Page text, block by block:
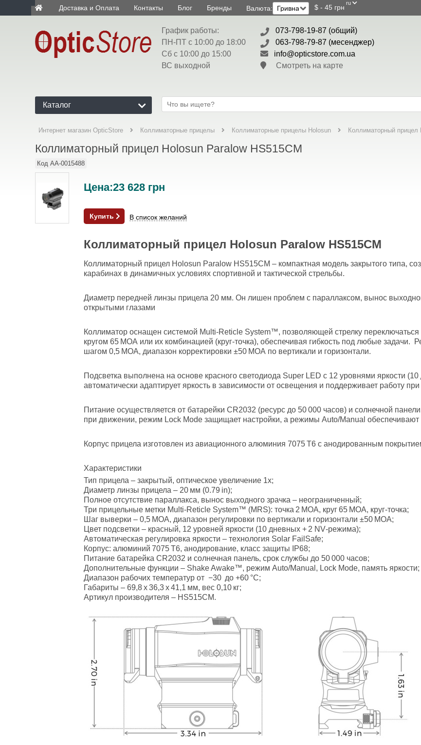
Доставка и Оплата Контакты Блог Бренды Валюта: $ - 45 грн
ru
График работы:
ПН-ПТ с 10:00 до 18:00
Сб с 10:00 до 15:00
ВС выходной
073-798-19-87 (общий)
063-798-79-87 (месенджер)
info@opticstore.com.ua
Смотреть на карте
Каталог
Интернет магазин OpticStore Коллиматорные прицелы Коллиматорные прицелы Holosun Коллиматорный прицел
Коллиматорный прицел Holosun Paralow HS515CM
Код AA-0015488
Цена:23 628 грн
Купить В список желаний
Коллиматорный прицел Holosun Paralow HS515CM
Коллиматорный прицел Holosun Paralow HS515CM – компактная модель закрытого типа,
карабинах в динамичных условиях спортивной и тактической стрельбы.
Диаметр передней линзы прицела 20 мм. Он лишен проблем с параллаксом, вынос
открытыми глазами
Коллиматор оснащен системой Multi‑Reticle System™, позволяющей стрелку
кругом 65 МОА или их комбинацией (круг‑точка), обеспечивая гибкость под любые задачи.
шагом 0,5 МОА, диапазон корректировки ±50 МОА по вертикали и горизонтали.
Подсветка выполнена на основе красного светодиода Super LED с 12 уровнями яркости
автоматически адаптирует яркость в зависимости от освещения и поддерживает работу
Питание осуществляется от батарейки CR2032 (ресурс до 50 000 часов) и солнечной
при движении, режим Lock Mode защищает настройки, а режимы Auto/Manual обеспечивают
Корпус прицела изготовлен из авиационного алюминия 7075 T6 с анодированным
Характеристики
Тип прицела – закрытый, оптическое увеличение 1х;
Диаметр линзы прицела – 20 мм (0.79 in);
Полное отсутствие параллакса, вынос выходного зрачка – неограниченный;
Три прицельные метки Multi‑Reticle System™ (MRS): точка 2 МОА, круг 65 МОА, круг‑точка;
Шаг выверки – 0,5 МОА, диапазон регулировки по вертикали и горизонтали ±50 МОА;
Цвет подсветки – красный, 12 уровней яркости (10 дневных + 2 NV‑режима);
Автоматическая регулировка яркости – технология Solar FailSafe;
Корпус: алюминий 7075 T6, анодирование, класс защиты IP68;
Питание батарейка CR2032 и солнечная панель, срок службы до 50 000 часов;
Дополнительные функции – Shake Awake™, режим Auto/Manual, Lock Mode, память яркости;
Диапазон рабочих температур от −30 до +60 °C;
Габариты – 69,8 х 36,3 х 41,1 мм, вес 0,10 кг;
Артикул производителя – HS515CM.